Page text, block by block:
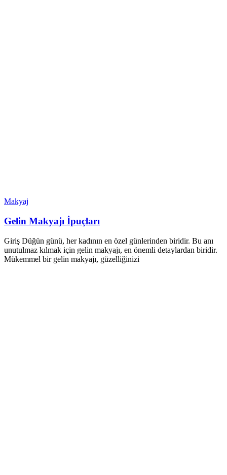
Makyaj
Gelin Makyajı İpuçları
Giriş Düğün günü, her kadının en özel günlerinden biridir. Bu anı
unutulmaz kılmak için gelin makyajı, en önemli detaylardan biridir.
Mükemmel bir gelin makyajı, güzelliğinizi